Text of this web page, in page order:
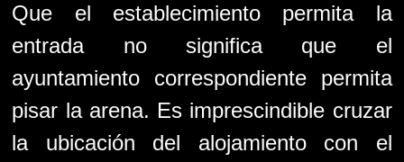
Que el establecimiento permita la
entrada no significa que el
ayuntamiento correspondiente permita
pisar la arena. Es imprescindible cruzar
la ubicación del alojamiento con el